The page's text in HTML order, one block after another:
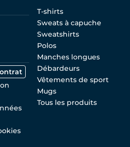
T-shirts
Sweats à capuche
Sweatshirts
Polos
Manches longues
Débardeurs
Vêtements de sport
Mugs
Tous les produits